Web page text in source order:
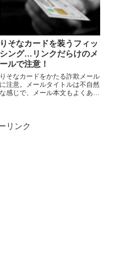
りそなカードを装うフィッ
シング…リンクだらけのメ
ールで注意！
りそなカードをかたる詐欺メール
に注意。メールタイトルは不自然
な感じで、メール本文もよくある
リンク